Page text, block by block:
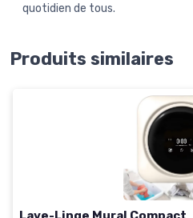
quotidien de tous.
Produits similaires